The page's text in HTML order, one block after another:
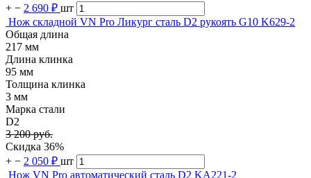
+ − 2 690 ₽ шт
Нож складной VN Pro Ликург сталь D2 рукоять G10 K629-2
Общая длина
217 мм
Длина клинка
95 мм
Толщина клинка
3 мм
Марка стали
D2
3 200 руб.
Скидка 36%
+ − 2 050 ₽ шт
Нож VN Pro автоматический сталь D2 KA221-2